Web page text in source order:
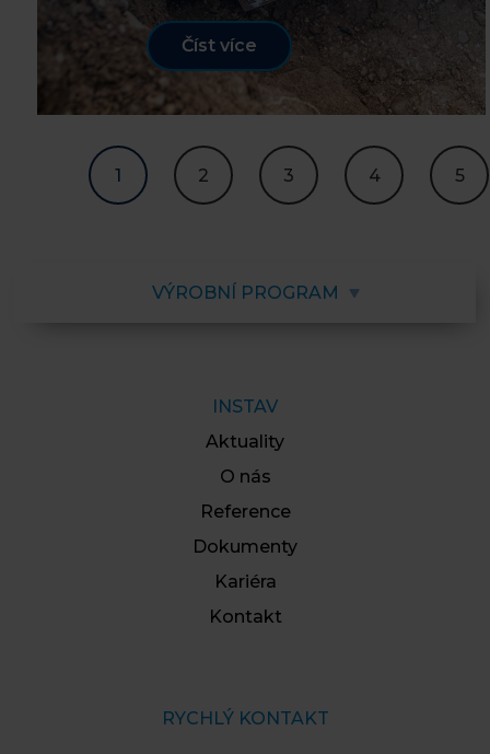
Číst více
1 2 3 4 5
VÝROBNÍ PROGRAM
INSTAV
Aktuality
O nás
Reference
Dokumenty
Kariéra
Kontakt
RYCHLÝ KONTAKT